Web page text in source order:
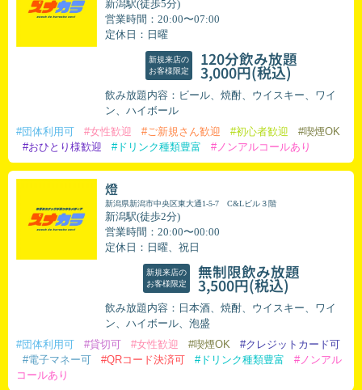
新潟駅(徒歩5分)
営業時間：20:00〜07:00
定休日：日曜
新規来店の
お客様限定
120分飲み放題
3,000円(税込)
飲み放題内容：ビール、焼酎、ウイスキー、ワイ
ン、ハイボール
#団体利用可 #女性歓迎 #ご新規さん歓迎 #初心者歓迎
#喫煙OK
#おひとり様歓迎
#ドリンク種類豊富 #ノンアルコールあり
燈
新潟県新潟市中央区東大通1-5-7 C&Lビル３階
新潟駅(徒歩2分)
営業時間：20:00〜00:00
定休日：日曜、祝日
新規来店の
お客様限定
無制限飲み放題
3,500円(税込)
飲み放題内容：日本酒、焼酎、ウイスキー、ワイ
ン、ハイボール、泡盛
#団体利用可 #貸切可 #女性歓迎 #喫煙OK
#クレジットカード可
#電子マネー可
#QRコード決済可 #ドリンク種類豊富
#ノンアル
コールあり